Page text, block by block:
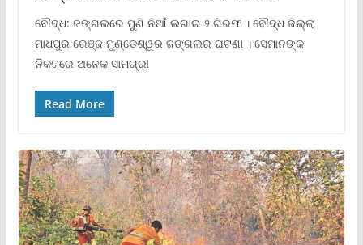
ବୌଦ୍ଧ: ଜଙ୍ଗଲରେ ପୁଣି ନିଆଁ ଲଗାଇ ୨ ଗିରଫ । ବୌଦ୍ଧ ଜିଲ୍ଲା
ମାଧପୁର ରେଞ୍ଜ ମୁଣ୍ଡେଶ୍ୱର ଜଙ୍ଗଲର ଘଟଣା । ସେମାନଙ୍କ
ନିକଟରେ ଅନେକ ସାମଗ୍ରୀ
Read More